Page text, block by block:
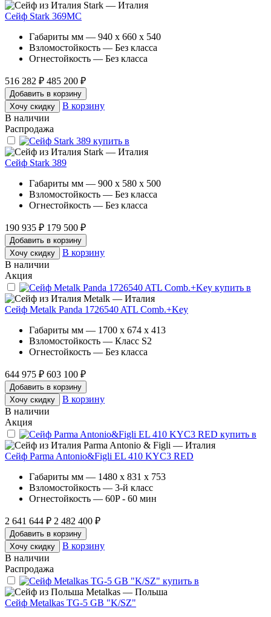
Stark — Италия
Сейф Stark 369MC
Габариты мм — 940 x 660 x 540
Взломостойкость — Без класса
Огнестойкость — Без класса
516 282 ₽ 485 200 ₽
Добавить в корзину
Хочу скидку
В корзину
В наличии
Распродажа
Stark — Италия
Сейф Stark 389
Габариты мм — 900 x 580 x 500
Взломостойкость — Без класса
Огнестойкость — Без класса
190 935 ₽ 179 500 ₽
Добавить в корзину
Хочу скидку
В корзину
В наличии
Акция
Metalk — Италия
Сейф Metalk Panda 1726540 ATL Comb.+Key
Габариты мм — 1700 x 674 x 413
Взломостойкость — Класс S2
Огнестойкость — Без класса
644 975 ₽ 603 100 ₽
Добавить в корзину
Хочу скидку
В корзину
В наличии
Акция
Parma Antonio & Figli — Италия
Сейф Parma Antonio&Figli EL 410 KYC3 RED
Габариты мм — 1480 x 831 x 753
Взломостойкость — 3-й класс
Огнестойкость — 60P - 60 мин
2 641 644 ₽ 2 482 400 ₽
Добавить в корзину
Хочу скидку
В корзину
В наличии
Распродажа
Metalkas — Польша
Сейф Metalkas TG-5 GB "K/SZ"